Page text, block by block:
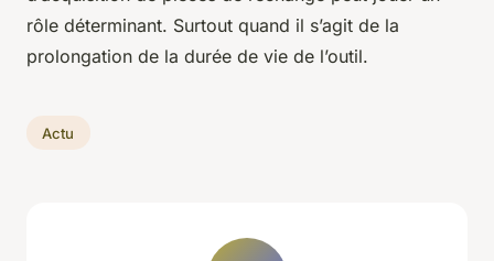
rôle déterminant. Surtout quand il s’agit de la
prolongation de la durée de vie de l’outil.
Actu